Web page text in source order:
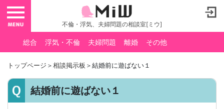
toggle navigation
不倫・浮気、夫婦問題の相談室[ミウ]
総合 浮気・不倫 夫婦問題 離婚 その他
トップページ ＞相談掲示板 ＞結婚前に遊ばない１
結婚前に遊ばない１